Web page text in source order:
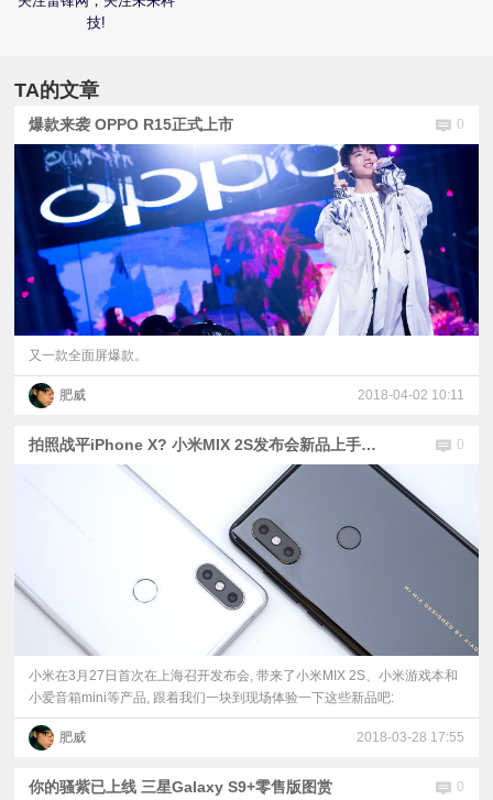
普
专
技!
TA的文章
爆款来袭 OPPO R15正式上市 0
又一款全面屏爆款。
肥威 2018-04-02 10:11
拍照战平iPhone X? 小米MIX 2S发布会新品上手体验 0
小米在3月27日首次在上海召开发布会, 带来了小米MIX 2S、小米游戏本和
小爱音箱mini等产品, 跟着我们一块到现场体验一下这些新品吧:
肥威 2018-03-28 17:55
你的骚紫已上线 三星Galaxy S9+零售版图赏 0